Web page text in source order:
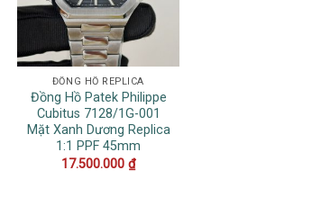
ĐỒNG HỒ REPLICA
Đồng Hồ Patek Philippe
Cubitus 7128/1G-001
Mặt Xanh Dương Replica
1:1 PPF 45mm
17.500.000 ₫